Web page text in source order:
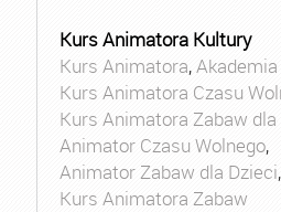
Kurs Animatora Kultury
Kurs Animatora,
Kurs Animatora Czasu
Kurs Animatora Zabaw dla
Animator Czasu Wolnego,
Animator Zabaw dla Dzieci,
Kurs Animatora Zabaw